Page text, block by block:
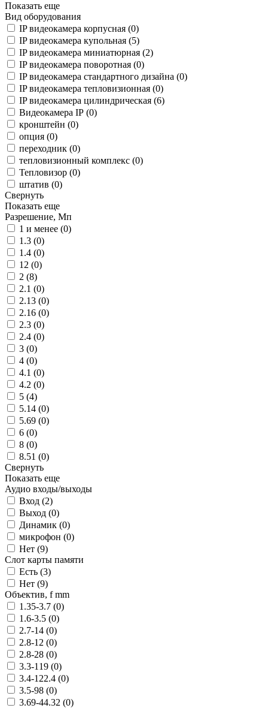
Показать еще
Вид оборудования
IP видеокамера корпусная (0)
IP видеокамера купольная (5)
IP видеокамера миниатюрная (2)
IP видеокамера поворотная (0)
IP видеокамера стандартного дизайна (0)
IP видеокамера тепловизионная (0)
IP видеокамера цилиндрическая (6)
Видеокамера IP (0)
кронштейн (0)
опция (0)
переходник (0)
тепловизионный комплекс (0)
Тепловизор (0)
штатив (0)
Свернуть
Показать еще
Разрешение, Мп
1 и менее (0)
1.3 (0)
1.4 (0)
12 (0)
2 (8)
2.1 (0)
2.13 (0)
2.16 (0)
2.3 (0)
2.4 (0)
3 (0)
4 (0)
4.1 (0)
4.2 (0)
5 (4)
5.14 (0)
5.69 (0)
6 (0)
8 (0)
8.51 (0)
Свернуть
Показать еще
Аудио входы/выходы
Вход (2)
Выход (0)
Динамик (0)
микрофон (0)
Нет (9)
Слот карты памяти
Есть (3)
Нет (9)
Объектив, f mm
1.35-3.7 (0)
1.6-3.5 (0)
2.7-14 (0)
2.8-12 (0)
2.8-28 (0)
3.3-119 (0)
3.4-122.4 (0)
3.5-98 (0)
3.69-44.32 (0)